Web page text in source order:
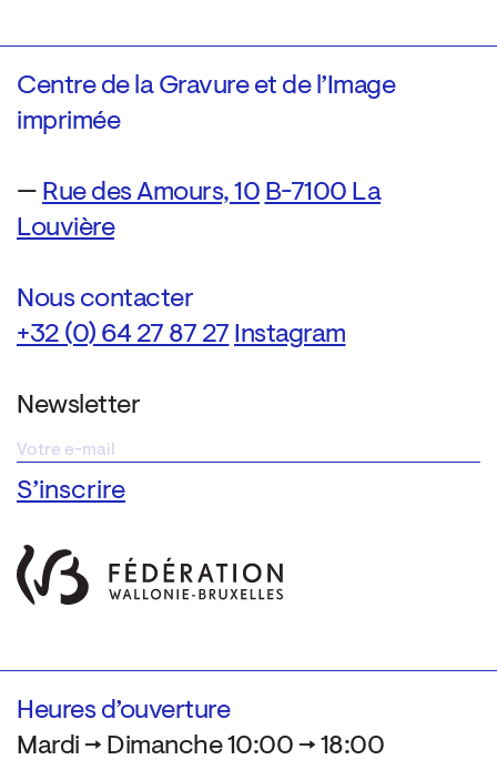
Centre de la Gravure et de l’Image
imprimée
— Rue des Amours, 10 B-7100 La
Louvière
Nous contacter
+32 (0) 64 27 87 27 Instagram
Newsletter
Heures d’ouverture
Mardi → Dimanche 10:00 → 18:00